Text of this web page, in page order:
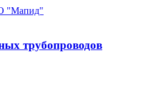
"Мапид"
трубопроводов